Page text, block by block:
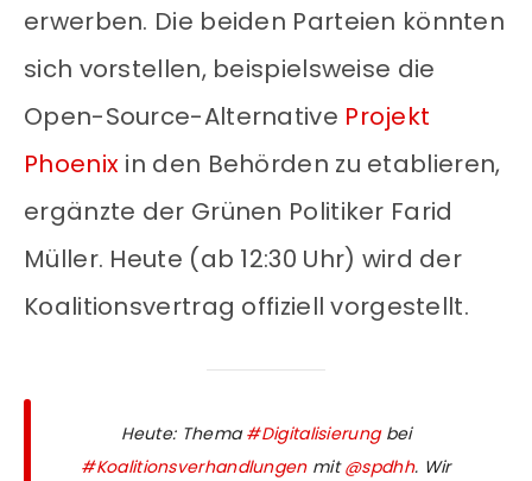
erwerben. Die beiden Parteien könnten
sich vorstellen, beispielsweise die
Open-Source-Alternative Projekt
Phoenix in den Behörden zu etablieren,
ergänzte der Grünen Politiker Farid
Müller. Heute (ab 12:30 Uhr) wird der
Koalitionsvertrag offiziell vorgestellt.
Heute: Thema#Digitalisierungbei
#Koalitionsverhandlungenmit@spdhh. Wir